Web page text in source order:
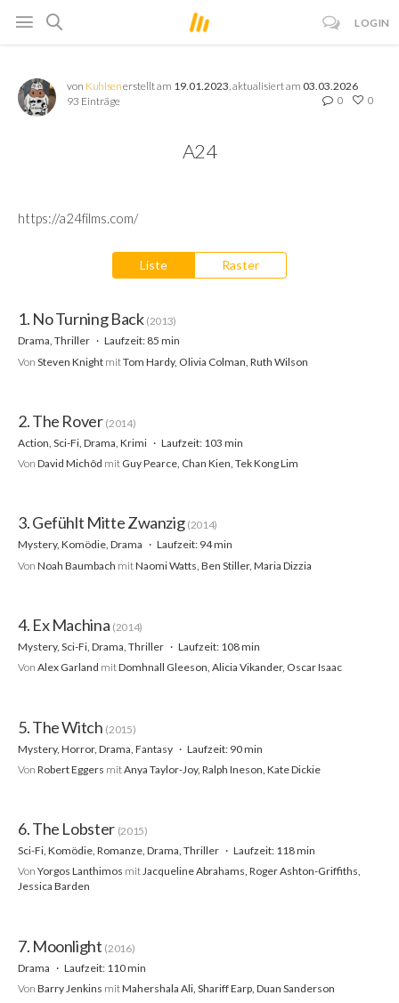
LOGIN
von Kuhlsenerstellt am 19.01.2023 , aktualisiert am 03.03.2026
93 Einträge
0 0
A24
https://a24films.com/
Liste Raster
1. No Turning Back (2013)
Drama, Thriller
Laufzeit: 85 min
Von Steven Knight mitTom Hardy, Olivia Colman, Ruth Wilson
2. The Rover (2014)
Action, Sci-Fi, Drama, Krimi
Laufzeit: 103 min
Von David Michôd mit Guy Pearce, Chan Kien, Tek Kong Lim
3. Gefühlt Mitte Zwanzig (2014)
Mystery, Komödie, Drama
Laufzeit: 94 min
Von Noah Baumbach mitNaomi Watts, Ben Stiller, Maria Dizzia
4. Ex Machina (2014)
Mystery, Sci-Fi, Drama, Thriller
Laufzeit: 108 min
Von Alex Garland mitDomhnall Gleeson, Alicia Vikander, Oscar Isaac
5. The Witch (2015)
Mystery, Horror, Drama, Fantasy
Laufzeit: 90 min
Von Robert Eggers mitAnya Taylor-Joy, Ralph Ineson, Kate Dickie
6. The Lobster (2015)
Sci-Fi, Komödie, Romanze, Drama, Thriller
Laufzeit: 118 min
Von Yorgos Lanthimos mitJacqueline Abrahams, Roger Ashton-Griffiths,
Jessica Barden
7. Moonlight (2016)
Drama
Laufzeit: 110 min
Von Barry Jenkins mitMahershala Ali, Shariff Earp, Duan Sanderson